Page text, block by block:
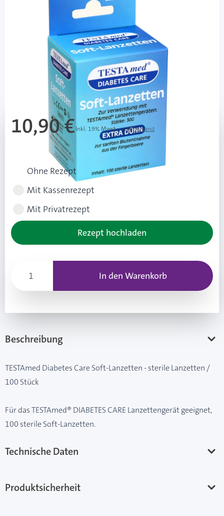
TESTAmed Soft-Lanzetten 30G - sterile
Lanzetten / 100 Stück
PZN: 10267483 / Diashop.de Kat.-Nr.111779
sofort verfügbar
Lieferzeit 1-3 Werktage
Mehr über das Produkt
10,90 €Inkl. 19% Mwst.,zzgl.Versand
Rezeptart wählen
Ohne Rezept
Mit Kassenrezept
Mit Privatrezept
Rezept hochladen
In den Warenkorb
Beschreibung
TESTAmed Diabetes Care Soft-Lanzetten - sterile Lanzetten /
100 Stück
Für das TESTAmed® DIABETES CARE Lanzettengerät geeignet,
100 sterile Soft-Lanzetten.
Technische Daten
Produktsicherheit